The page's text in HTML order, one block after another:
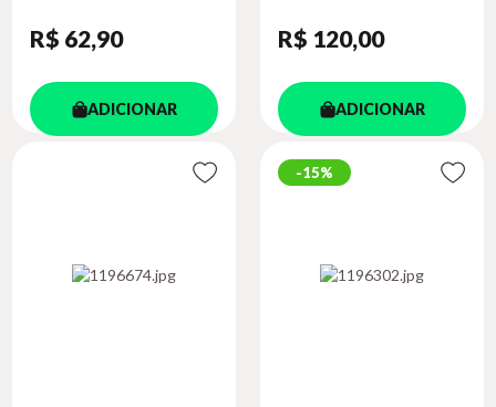
R$ 62,90
ADICIONAR
R$ 120,00
ADICIONAR
15%